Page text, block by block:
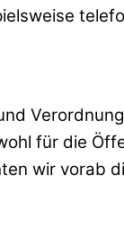
für die
wir vorab